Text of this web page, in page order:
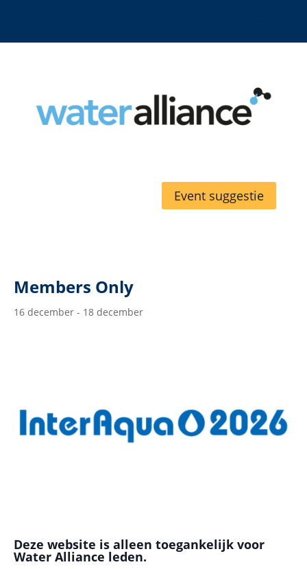
Event suggestie
Members Only
16 december - 18 december
Deze website is alleen toegankelijk voor
Water Alliance leden.